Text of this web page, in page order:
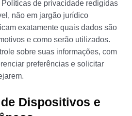
de privacidade redigidas
não em jargão jurídico
exatamente quais dados são
e como serão utilizados.
sobre suas informações, com
preferências e solicitar
Dispositivos e